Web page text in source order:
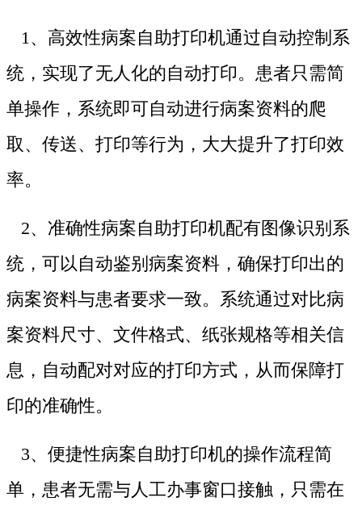
1、高效性病案自助打印机通过自动控制系
统，实现了无人化的自动打印。患者只需简
单操作，系统即可自动进行病案资料的爬
取、传送、打印等行为，大大提升了打印效
率。
2、准确性病案自助打印机配有图像识别系
统，可以自动鉴别病案资料，确保打印出的
病案资料与患者要求一致。系统通过对比病
案资料尺寸、文件格式、纸张规格等相关信
息，自动配对对应的打印方式，从而保障打
印的准确性。
3、便捷性病案自助打印机的操作流程简
单，患者无需与人工办事窗口接触，只需在